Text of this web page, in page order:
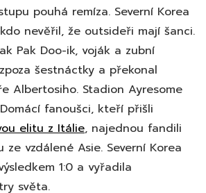
pouhá remíza. Severní Korea
nevěřil, že outsideři mají šanci.
Pak Doo-ik, voják a zubní
šestnáctky a překonal
Albertosiho. Stadion Ayresome
fanoušci, kteří přišli
elitu z Itálie, najednou fandili
ze vzdálené Asie. Severní Korea
1:0 a vyřadila
světa.